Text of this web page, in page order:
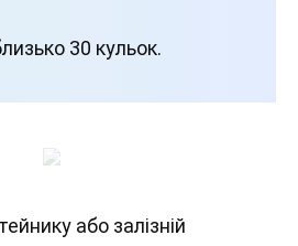
30 кульок.
або залізній